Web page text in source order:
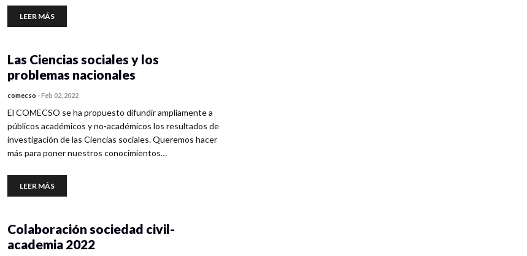
LEER MÁS
Las Ciencias sociales y los
problemas nacionales
comecso -Feb 02, 2022
El COMECSO se ha propuesto difundir ampliamente a
públicos académicos y no-académicos los resultados de
investigación de las Ciencias sociales. Queremos hacer
más para poner nuestros conocimientos…
LEER MÁS
Colaboración sociedad civil-
academia 2022